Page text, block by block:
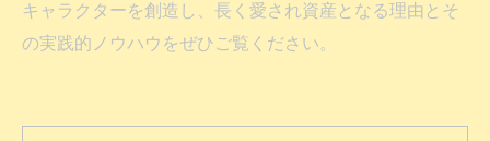
キャラクターを創造し、長く愛され資産となる理由とそ
の実践的ノウハウをぜひご覧ください。